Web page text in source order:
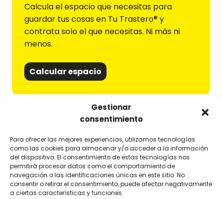
Gestionar
consentimiento
Para ofrecer las mejores experiencias, utilizamos tecnologías
como las cookies para almacenar y/o acceder a la información
del dispositivo. El consentimiento de estas tecnologías nos
permitirá procesar datos como el comportamiento de
navegación o las identificaciones únicas en este sitio. No
consentir o retirar el consentimiento, puede afectar negativamente
a ciertas características y funciones.
Calcula el espacio que necesitas para
guardar tus cosas en Tu Trastero® y
contrata solo el que necesitas. Ni más ni
menos.
Calcular espacio
¿POR QUÉ ELEGIRNOS COMO TU
TRASTERO?
Flexibilidad
Paga el espacio que necesita